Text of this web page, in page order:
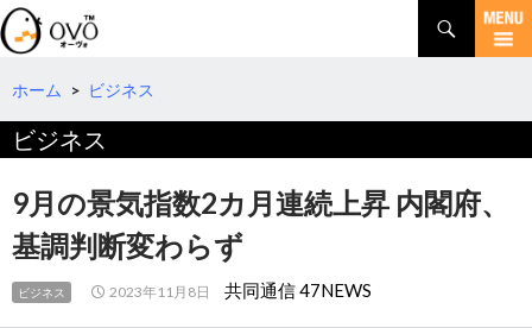
検
索
コ
テ
へ
ホーム > ビジネス
ビジネス
9月の景気指数2カ月連続上昇 内閣府、
基調判断変わらず
ビジネス 2023年11月8日 共同通信 47NEWS